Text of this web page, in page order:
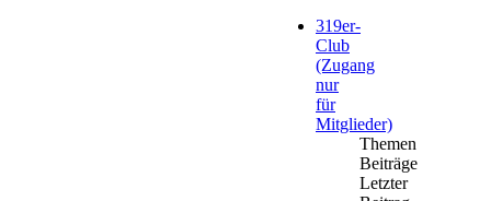
319er-
Club
(Zugang
nur
für
Mitglieder)
Themen
Beiträge
Letzter